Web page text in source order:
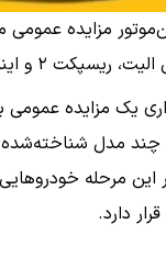
۶ تا ۱۰ تیر ۱۴۰۵ برگزار می‌کند.
یک مزایده
چند مدل
مرحله
دارد.